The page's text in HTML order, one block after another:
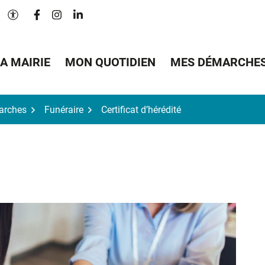
Paramètres d'accessibilité
Lien vers le compte Facebook
Lien vers le compte Instagram
Lien vers le compte Linkedin
MAIRIE MON QUOTIDIEN MES
Funéraire Certificat d’hérédité